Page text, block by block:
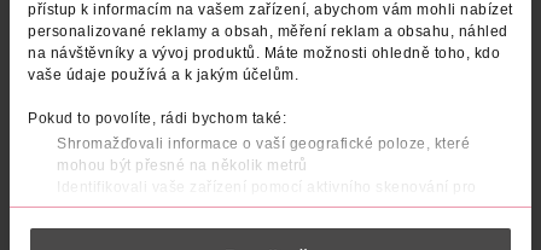
přístup k informacím na vašem zařízení, abychom vám mohli nabízet
personalizované reklamy a obsah, měření reklam a obsahu, náhled
na návštěvníky a vývoj produktů. Máte možnosti ohledně toho, kdo
vaše údaje používá a k jakým účelům.
Pokud to povolíte, rádi bychom také:
Shromažďovali informace o vaší geografické poloze, které
mohou být přesné na několik metrů
Identifikovali vaše zařízení pomocí aktivního skenování pro
konkrétní charakteristiky (otisk prstu)
Zjistěte více o tom, jak zpracováváme vaše osobní údaje, a nastavte
Sprchový gel limeta náhradní
náplň
Alterra Naturkosmetik 500 ml
62.90 Kč